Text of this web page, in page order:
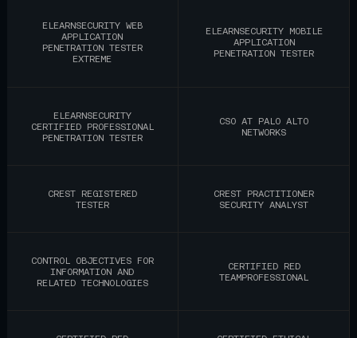
ELEARNSECURITY WEB
APPLICATION
PENETRATION TESTER
EXTREME
ELEARNSECURITY MOBILE
APPLICATION
PENETRATION TESTER
ELEARNSECURITY
CERTIFIED PROFESSIONAL
PENETRATION TESTER
CSO AT PALO ALTO
NETWORKS
CREST REGISTERED
TESTER
CREST PRACTITIONER
SECURITY ANALYST
CONTROL OBJECTIVES FOR
INFORMATION AND
RELATED TECHNOLOGIES
CERTIFIED RED
TEAMPROFESSIONAL